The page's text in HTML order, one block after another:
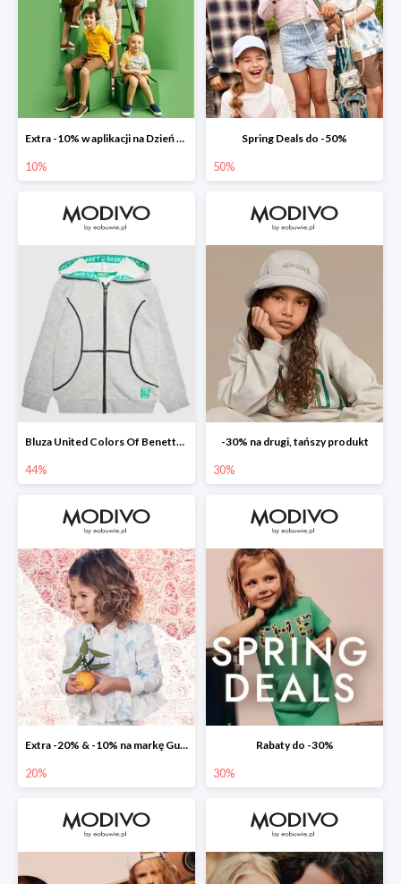
Extra -10% w aplikacji na Dzień Dziecka
10%
Spring Deals do -50%
50%
Bluza United Colors Of Benetton -44%
44%
-30% na drugi, tańszy produkt
30%
Extra -20% & -10% na markę Guess
20%
Rabaty do -30%
30%